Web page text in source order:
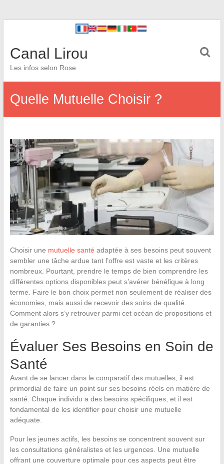
Canal Lirou
Les infos selon Rose
Quelle Mutuelle Choisir ?
Choisir une mutuelle santé adaptée à ses besoins peut souvent
sembler une tâche ardue tant l’offre est vaste et les critères
nombreux. Pourtant, prendre le temps de bien comprendre les
différentes options disponibles peut s’avérer bénéfique à long
terme. Faire le bon choix permet non seulement de réaliser des
économies, mais aussi de recevoir des soins de qualité.
Comment alors s’y retrouver parmi cet océan de propositions et
de garanties ?
Évaluer Ses Besoins en Soin de
Santé
Avant de se lancer dans le comparatif des mutuelles, il est
primordial de faire un point sur ses besoins réels en matière de
santé. Chaque individu a des besoins spécifiques, et il est
fondamental de les identifier pour choisir une mutuelle
adéquate.
Pour les jeunes actifs, les besoins se concentrent souvent sur
les consultations généralistes et les urgences. Une mutuelle
offrant une couverture optimale pour ces aspects peut être